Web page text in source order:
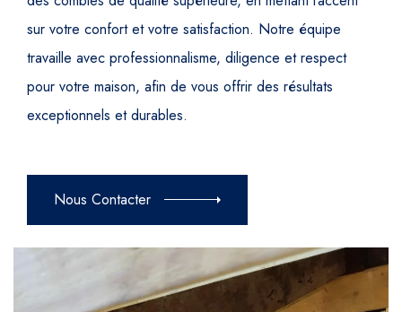
sur votre confort et votre satisfaction. Notre équipe
travaille avec professionnalisme, diligence et respect
pour votre maison, afin de vous offrir des résultats
exceptionnels et durables.
Nous Contacter